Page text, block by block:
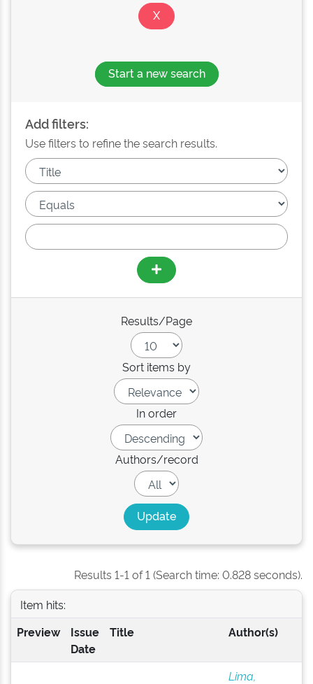
Start a new search
Add filters:
Use filters to refine the search results.
Results/Page
Sort items by
In order
Authors/record
Results 1-1 of 1 (Search time: 0.828 seconds).
Item hits:
Preview
Issue
Date
Title Author(s)
Lima,